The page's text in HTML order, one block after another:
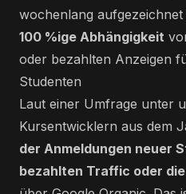
wochenlang aufgezeichnet
100 %ige Abhängigkeit
oder bezahlten Anzeigen
Studenten
Laut einer Umfrage unter
Kursentwicklern aus dem
der Anmeldungen neuer
bezahlten Traffic oder